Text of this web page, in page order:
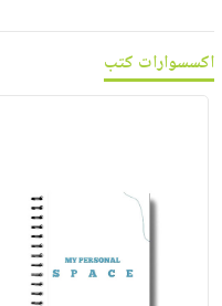
اكسسوارات كتب